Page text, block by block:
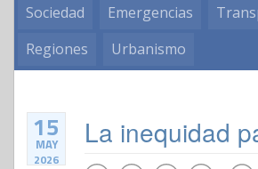
Sociedad
Emergencias
Regiones
Urbanismo
15
MAY
2026
La inequidad